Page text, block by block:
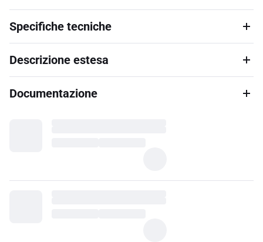
Specifiche tecniche
Descrizione estesa
Documentazione